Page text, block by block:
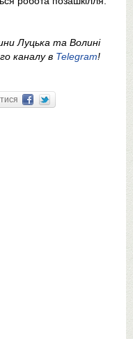
Луцька та Волині
каналу в Telegram!